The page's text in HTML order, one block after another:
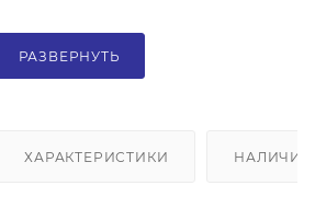
РАЗВЕРНУТЬ
ХАРАКТЕРИСТИКИ НАЛИЧИЕ